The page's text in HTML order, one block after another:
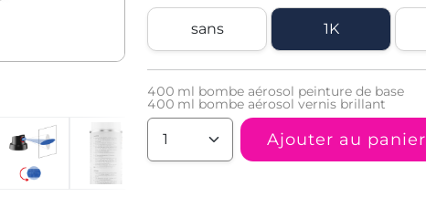
sans 1K
400 ml bombe aérosol peinture de base
400 ml bombe aérosol vernis brillant
Ajouter au panier